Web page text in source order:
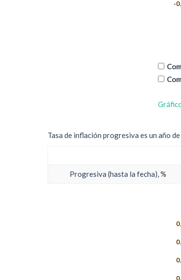
Tasa de inflación progresiva es un año
Progresiva (hasta la fecha), %